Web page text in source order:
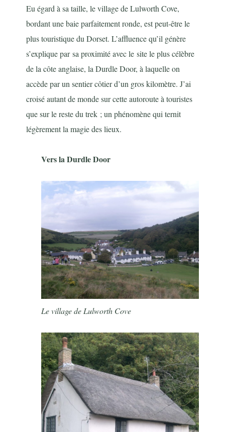
Eu égard à sa taille, le village de Lulworth Cove,
bordant une baie parfaitement ronde, est peut-être le
plus touristique du Dorset. L’affluence qu’il génère
s’explique parsa proximité avec lesite le plus célèbre
de la côte anglaise, la Durdle Door, à laquelle on
accède par un sentier côtier d’un gros kilomètre. J’ai
croisé autant de monde sur cette autoroute à touristes
que sur le reste du trek ; un phénomène qui ternit
légèrement la magie des lieux.
Vers la Durdle Door
Le village de Lulworth Cove